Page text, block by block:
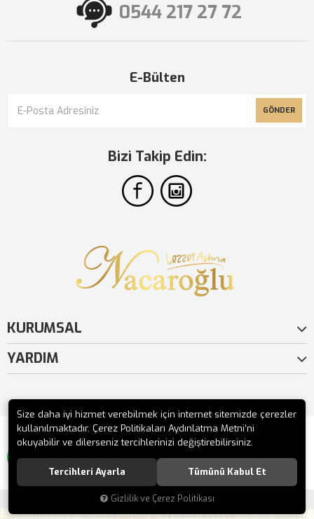
0544 217 27 72
E-Bülten
GÖNDER
Bizi Takip Edin:
KURUMSAL
YARDIM
©2019. Tüm hakları saklıdır.
Yeni Nesil E-Ticaret Sistemleri ile Hazırlanmıştır.
Size daha iyi hizmet verebilmek için internet sitemizde çerezler
kullanılmaktadır. Çerez Politikaları Aydınlatma Metni’ni
okuyabilir ve dilerseniz tercihlerinizi değiştirebilirsiniz.
Tercihleri Ayarla Tümünü Kabul Et
Gizlilik ve Çerez Politikası
SİPARİŞ VERMEK İSTİYORUM :)